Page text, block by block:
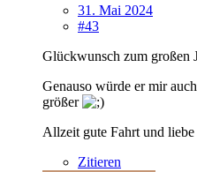
31. Mai 2024
#43
Glückwunsch zum großen
Genauso würde er mir
größer
Allzeit gute Fahrt und
Zitieren